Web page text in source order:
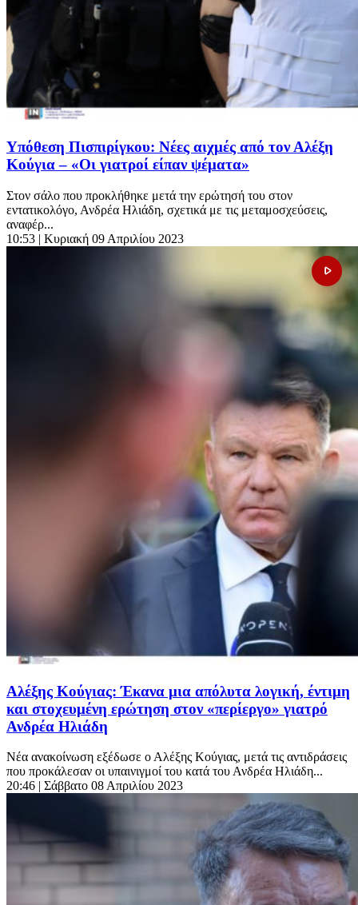
Υπόθεση Πισπιρίγκου: Νέες αιχμές από τον Αλέξη
Κούγια – «Οι γιατροί είπαν ψέματα»
Στον σάλο που προκλήθηκε μετά την ερώτησή του στον
εντατικολόγο, Ανδρέα Ηλιάδη, σχετικά με τις μεταμοσχεύσεις,
αναφέρ...
10:53 | Κυριακή 09 Απριλίου 2023
Αλέξης Κούγιας: Έκανα μια απόλυτα λογική, έντιμη
και στοχευμένη ερώτηση στον «περίεργο» γιατρό
Ανδρέα Ηλιάδη
Νέα ανακοίνωση εξέδωσε ο Αλέξης Κούγιας, μετά τις αντιδράσεις
που προκάλεσαν οι υπαινιγμοί του κατά του Ανδρέα Ηλιάδη...
20:46 | Σάββατο 08 Απριλίου 2023